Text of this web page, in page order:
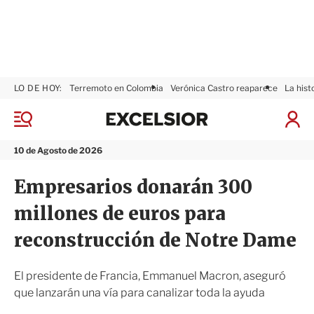
M
n
10 de Agosto de 2026
LO DE HOY: Terremoto en Colombia Verónica Castro reaparece La
I
s
x
i
r
Empresarios donarán 300
millones de euros para
reconstrucción de Notre Dame
El presidente de Francia, Emmanuel Macron, aseguró
que lanzarán una vía para canalizar toda la ayuda